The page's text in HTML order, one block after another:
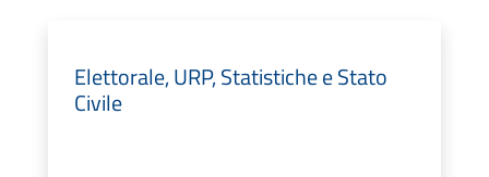
Elettorale, URP, Statistiche e Stato
Civile